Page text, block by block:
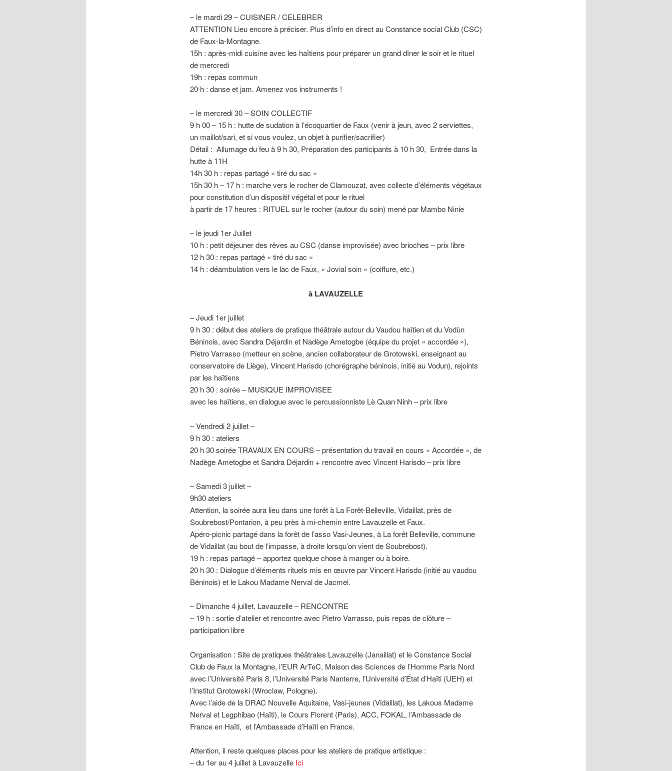
– le mardi 29 – CUISINER / CELEBRER
ATTENTION Lieu encore à préciser. Plus d’info en direct au Constance social Club (CSC)
de Faux-la-Montagne.
15h : après-midi cuisine avec les haïtiens pour préparer un grand dîner le soir et le rituel
de mercredi
19h : repas commun
20 h : danse et jam. Amenez vos instruments !
– le mercredi 30 – SOIN COLLECTIF
9 h 00 – 15 h : hutte de sudation à l’écoquartier de Faux (venir à jeun, avec 2 serviettes,
un maillot/sari, et si vous voulez, un objet à purifier/sacrifier)
Détail : Allumage du feu à 9 h 30, Préparation des participants à 10 h 30, Entrée dans la
hutte à 11H
14h 30 h : repas partagé « tiré du sac »
15h 30 h – 17 h : marche vers le rocher de Clamouzat, avec collecte d’éléments végétaux
pour constitution d’un dispositif végétal et pour le rituel
à partir de 17 heures : RITUEL sur le rocher (autour du soin) mené par Mambo Ninie
– le jeudi 1er Juillet
10 h : petit déjeuner des rêves au CSC (danse improvisée) avec brioches – prix libre
12 h 30 : repas partagé « tiré du sac »
14 h : déambulation vers le lac de Faux, « Jovial soin » (coiffure, etc.)
à LAVAUZELLE
– Jeudi 1er juillet
9 h 30 : début des ateliers de pratique théâtrale autour du Vaudou haïtien et du Vodùn
Béninois, avec Sandra Déjardin et Nadège Ametogbe (équipe du projet « accordée »),
Pietro Varrasso (metteur en scène, ancien collaborateur de Grotowski, enseignant au
conservatoire de Liège), Vincent Harisdo (chorégraphe béninois, initié au Vodun), rejoints
par les haïtiens
20 h 30 : soirée – MUSIQUE IMPROVISEE
avec les haïtiens, en dialogue avec le percussionniste Lè Quan Ninh – prix libre
– Vendredi 2 juillet –
9 h 30 : ateliers
20 h 30 soirée TRAVAUX EN COURS – présentation du travail en cours « Accordée », de
Nadège Ametogbe et Sandra Déjardin + rencontre avec Vincent Harisdo – prix libre
– Samedi 3 juillet –
9h30 ateliers
Attention, la soirée aura lieu dans une forêt à La Forêt-Belleville, Vidaillat, près de
Soubrebost/Pontarion, à peu près à mi-chemin entre Lavauzelle et Faux.
Apéro-picnic partagé dans la forêt de l’asso Vasi-Jeunes, à La forêt Belleville, commune
de Vidaillat (au bout de l’impasse, à droite lorsqu’on vient de Soubrebost).
19 h : repas partagé – apportez quelque chose à manger ou à boire.
20 h 30 : Dialogue d’éléments rituels mis en œuvre par Vincent Harisdo (initié au vaudou
Béninois) et le Lakou Madame Nerval de Jacmel.
– Dimanche 4 juillet, Lavauzelle – RENCONTRE
– 19 h : sortie d’atelier et rencontre avec Pietro Varrasso, puis repas de clôture –
participation libre
Organisation : Site de pratiques théâtrales Lavauzelle (Janaillat) et le Constance Social
Club de Faux la Montagne, l’EUR ArTeC, Maison des Sciences de l’Homme Paris Nord
avec l’Université Paris 8, l’Université Paris Nanterre, l’Université d’État d’Haïti (UEH) et
l’Institut Grotowski (Wroclaw, Pologne).
Avec l’aide de la DRAC Nouvelle Aquitaine, Vasi-jeunes (Vidaillat), les Lakous Madame
Nerval et Legphibao (Haïti), le Cours Florent (Paris), ACC, FOKAL, l’Ambassade de
France en Haïti, et l’Ambassade d’Haïti en France.
Attention, il reste quelques places pour les ateliers de pratique artistique :
– du 1er au 4 juillet à Lavauzelle Ici